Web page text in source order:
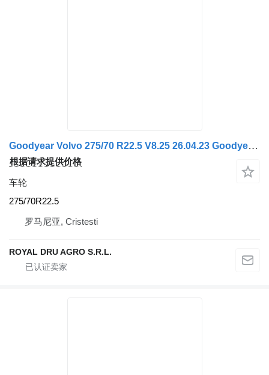
Goodyear Volvo 275/70 R22.5 V8.25 26.04.23 Goodyear Roată
根据请求提供价格
车轮
275/70R22.5
罗马尼亚, Cristesti
ROYAL DRU AGRO S.R.L.